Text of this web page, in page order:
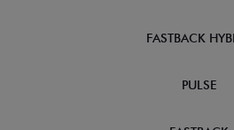
FASTBACK
PULSE